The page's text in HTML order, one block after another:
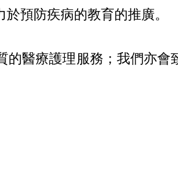
預防疾病的教育的推廣。
醫療護理服務；我們亦